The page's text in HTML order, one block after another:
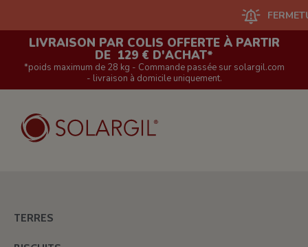
FERMETURE
LIVRAISON PAR COLIS OFFERTE À PARTIR
DE 129 € D'ACHAT*
*poids maximum de 28 kg - Commande passée sur solargil.com
- livraison à domicile uniquement.
TERRES